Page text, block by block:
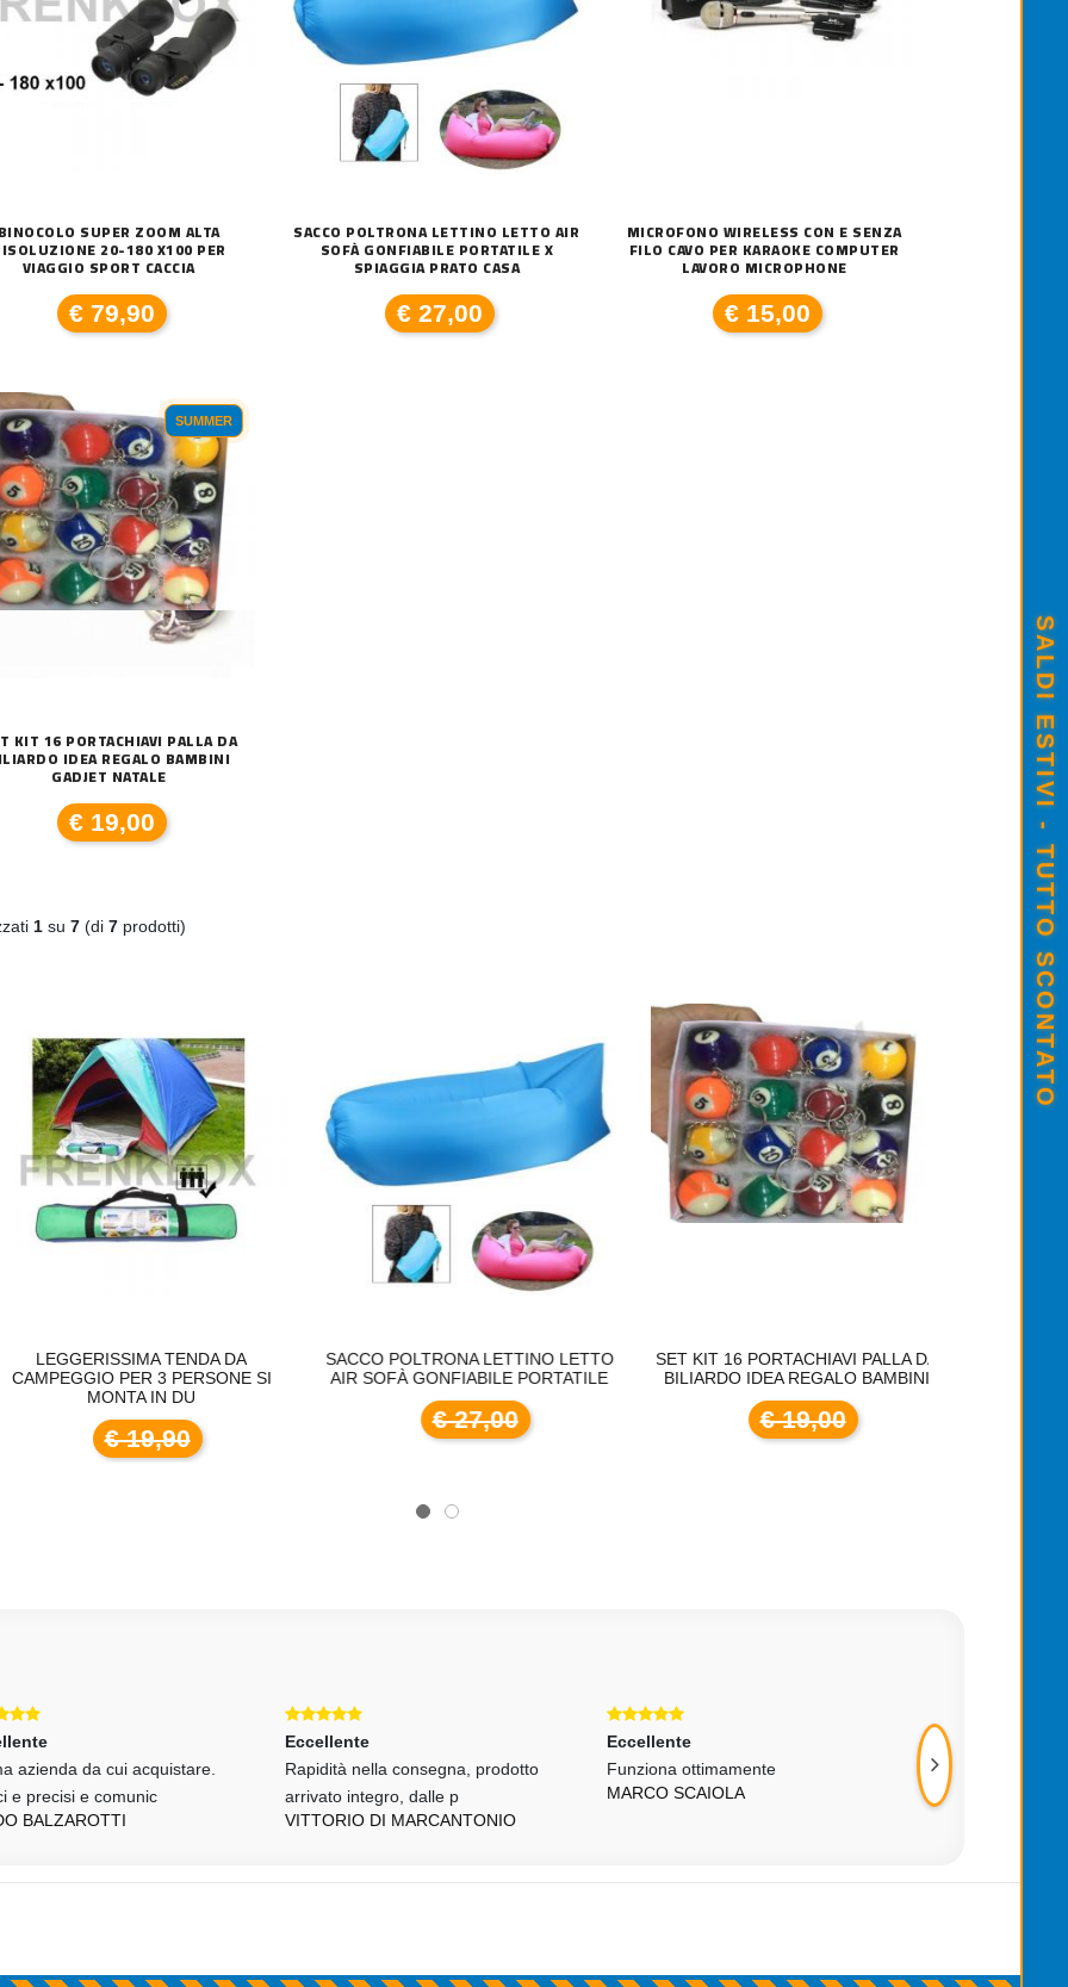
€ 24,00 € 19,90
MASSAGGIATORE 4 IN 1
SUPER ZOOM ALTA
20-180 X100 PER
VIAGGIO SPORT CACCIA
€ 79,90
SACCO POLTRONA LETTINO LETTO AIR
SOFÀ GONFIABILE PORTATILE X
SPIAGGIA PRATO CASA
€ 27,00
MICROFONO WIRELESS CON E SENZA
FILO CAVO PER KARAOKE COMPUTER
LAVORO MICROPHONE
€ 15,00
SUMMER
KIT 16 PORTACHIAVI PALLA DA
IDEA REGALO BAMBINI
GADJET NATALE
€ 19,00
1 su 7 (di 7 prodotti)
LEGGERISSIMA TENDA DA
PER 3 PERSONE SI
MONTA IN DU
€ 19,90
SACCO POLTRONA LETTINO LETTO
AIR SOFÀ GONFIABILE PORTATILE
€ 27,00
SET KIT 16 PORTACHIAVI PALLA DA
BILIARDO IDEA REGALO BAMBINI
€ 19,00
azienda da cui acquistare.
e precisi e comunic
BALZAROTTI
Eccellente
Rapidità nella consegna, prodotto
arrivato integro, dalle p
VITTORIO DI MARCANTONIO
Eccellente
Funziona ottimamente
MARCO SCAIOLA
Ottimo
Tutto ok,
velocità di
SALDI ESTIVI - TUTTO SCONTATO